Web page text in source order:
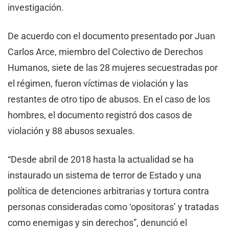
investigación.
De acuerdo con el documento presentado por Juan
Carlos Arce, miembro del Colectivo de Derechos
Humanos, siete de las 28 mujeres secuestradas por
el régimen, fueron víctimas de violación y las
restantes de otro tipo de abusos. En el caso de los
hombres, el documento registró dos casos de
violación y 88 abusos sexuales.
“Desde abril de 2018 hasta la actualidad se ha
instaurado un sistema de terror de Estado y una
política de detenciones arbitrarias y tortura contra
personas consideradas como ‘opositoras’ y tratadas
como enemigas y sin derechos”, denunció el